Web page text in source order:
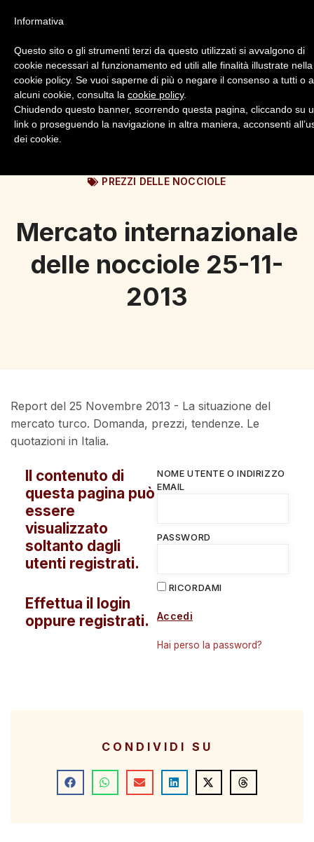
Login Registrazione
PREZZI DELLE NOCCIOLE
Mercato internazionale
delle nocciole 25-11-
2013
Report del 25 Novembre 2013 - La situazione del
mercato turco. Domanda, prezzi, tendenze. Le
quotazioni in Italia.
Il contenuto di
questa pagina può
essere
visualizzato
soltanto dagli
utenti registrati.
Effettua il login
oppure registrati.
NOME UTENTE O INDIRIZZO
EMAIL
PASSWORD
RICORDAMI
Accedi
Hai perso la password?
CONDIVIDI SU
Informativa
Questo sito o gli strumenti terzi da questo utilizzati si avvalgono di
cookie necessari al funzionamento ed utili alle finalità illustrate nella
cookie policy. Se vuoi saperne di più o negare il consenso a tutti o
alcuni cookie, consulta la cookie policy.
Chiudendo questo banner, scorrendo questa pagina, cliccando su
link o proseguendo la navigazione in altra maniera, acconsenti
dei cookie.